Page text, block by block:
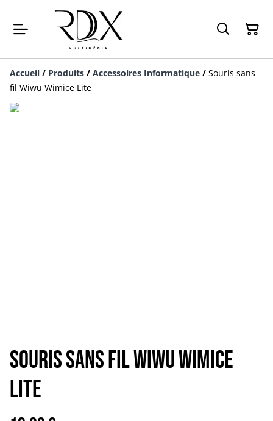
Accueil / Produits / Accessoires Informatique / Souris sans
fil Wiwu Wimice Lite
Souris sans fil Wiwu Wimice
Lite